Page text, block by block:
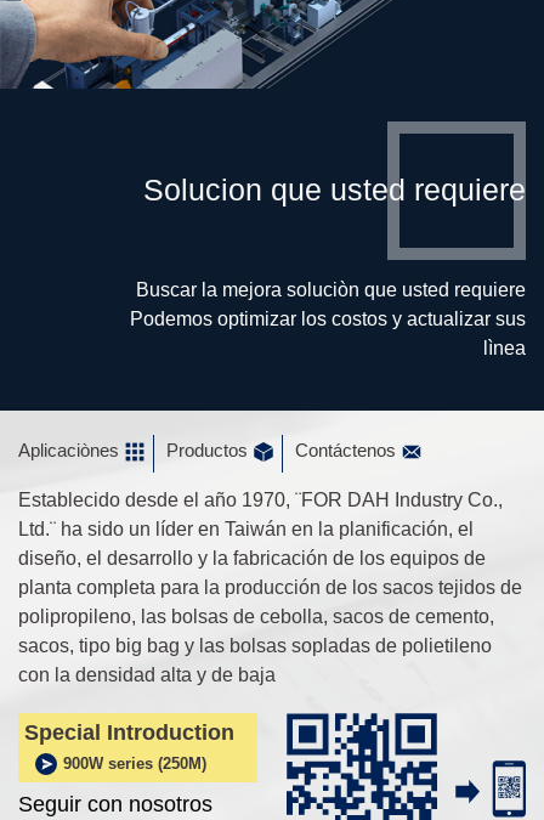
Solucion que usted requiere
Buscar la mejora soluciòn que usted requiere
Podemos optimizar los costos y actualizar sus
lìnea
Aplicaciònes Productos Contáctenos
Establecido desde el año 1970, ¨FOR DAH Industry Co.,
Ltd.¨ ha sido un líder en Taiwán en la planificación, el
diseño, el desarrollo y la fabricación de los equipos de
planta completa para la producción de los sacos tejidos de
polipropileno, las bolsas de cebolla, sacos de cemento,
sacos, tipo big bag y las bolsas sopladas de polietileno
con la densidad alta y de baja
Special Introduction
900W series (250M)
Seguir con nosotros